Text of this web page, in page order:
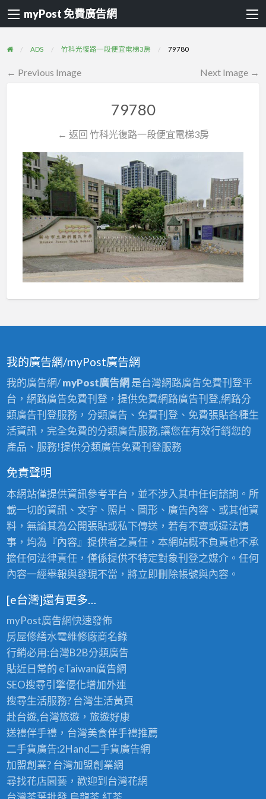
myPost 免費廣告網
ADS 竹科光復路一段便宜電梯3房 79780
← Previous Image Next Image →
79780
← 返回 竹科光復路一段便宜電梯3房
我的廣告網/myPost廣告網
我的廣告網/myPost廣告網 是台灣網路廣告免費刊登平
台，網路廣告免費刊登，提供免費網路廣告刊登,網路分
類廣告刊登服務，分類廣告、免費刊登、免費張貼各種生
活資訊，完全免費的分類廣告服務,讓您在有效行銷您的
產品、服務!提供分類廣告免費刊登服務
免責聲明
本網站僅提供資訊參考平台，並不涉入其中任何諮詢。所
載一切的資訊、文字、照片、圖形、廣告內容、或其他資
料，無論其為公開張貼或私下傳送，若有不實或違法情
事，均為『內容』提供者之責任，本網站概不負責也不承
擔任何法律責任，僅係提供不特定對象刊登之媒介。任何
內容一經舉報與發現不當，將立即刪除帳號與內容。
[e台灣]還有更多…
myPost廣告網快速發佈
房屋修繕水電維修廠商名錄
行銷必用:台灣B2B分類廣告
貼近日常的 eTaiwan廣告網
SEO搜尋引擎優化增加外連
搜尋生活服務? 台灣生活黃頁
赴台遊,台灣旅遊，旅遊好康
送禮伴手禮，台灣美食伴手禮推薦
二手貨廣告:2Hand二手貨廣告網
加盟創業? 台灣加盟創業網
尋找花店園藝，歡迎到 台灣花網